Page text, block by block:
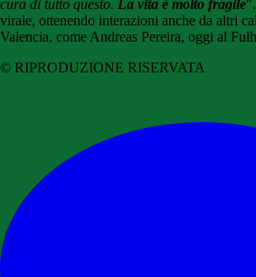
cura di tutto questo. La vita è molto fragile
virale, ottenendo interazioni anche da altri
Valencia, come Andreas Pereira, oggi al
© RIPRODUZIONE RISERVATA